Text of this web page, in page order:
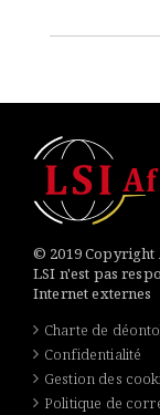
© 2019 Copyright
LSI n'est pas
Internet externes
Charte de
Confidentialité
Gestion des
Politique de